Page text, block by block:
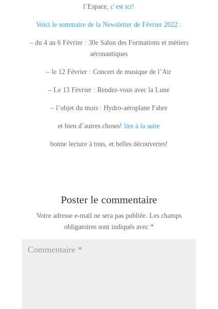
l’Espace,c’est ici!
Voici le sommaire de la Newsletter de Février 2022 :
– du 4 au 6 Février : 30e Salon des Formations et métiers
aéronautiques
– le 12 Février : Concert de musique de l’Air
– Le 13 Février : Rendez-vous avec la Lune
– l’objet du mois : Hydro-aéroplane Fabre
et bien d’autres choses!lire à la suite
bonne lecture à tous, et belles découvertes!
Poster le commentaire
Votre adresse e-mail ne sera pas publiée. Les champs
obligatoires sont indiqués avec *